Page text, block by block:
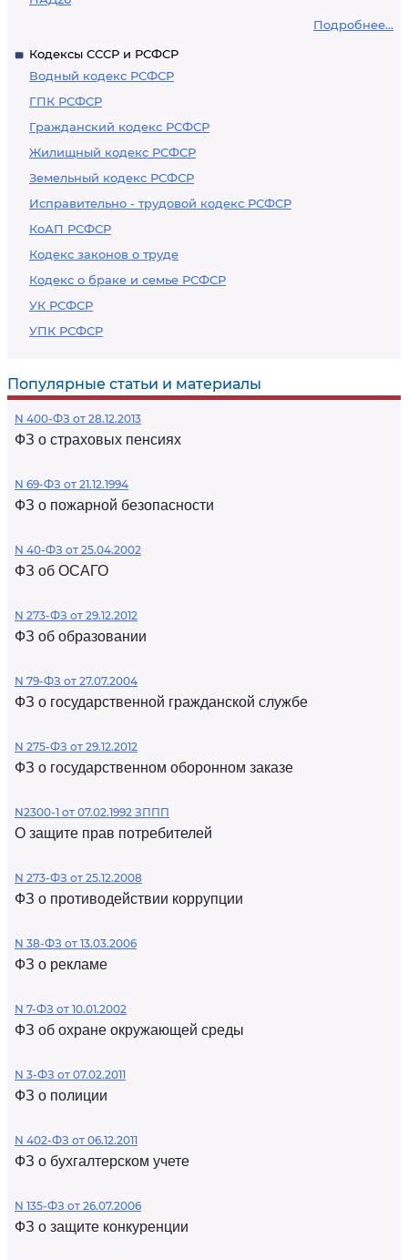
Подробнее...
Кодексы СССР и РСФСР
Водный кодекс РСФСР
ГПК РСФСР
Гражданский кодекс РСФСР
Жилищный кодекс РСФСР
Земельный кодекс РСФСР
Исправительно - трудовой кодекс РСФСР
КоАП РСФСР
Кодекс законов о труде
Кодекс о браке и семье РСФСР
УК РСФСР
УПК РСФСР
Популярные статьи и материалы
N 400-ФЗ от 28.12.2013
ФЗ о страховых пенсиях
N 69-ФЗ от 21.12.1994
ФЗ о пожарной безопасности
N 40-ФЗ от 25.04.2002
ФЗ об ОСАГО
N 273-ФЗ от 29.12.2012
ФЗ об образовании
N 79-ФЗ от 27.07.2004
ФЗ о государственной гражданской службе
N 275-ФЗ от 29.12.2012
ФЗ о государственном оборонном заказе
N2300-1 от 07.02.1992 ЗППП
О защите прав потребителей
N 273-ФЗ от 25.12.2008
ФЗ о противодействии коррупции
N 38-ФЗ от 13.03.2006
ФЗ о рекламе
N 7-ФЗ от 10.01.2002
ФЗ об охране окружающей среды
N 3-ФЗ от 07.02.2011
ФЗ о полиции
N 402-ФЗ от 06.12.2011
ФЗ о бухгалтерском учете
N 135-ФЗ от 26.07.2006
ФЗ о защите конкуренции